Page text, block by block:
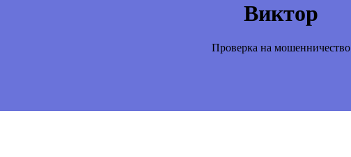
Виктор
Проверка на мошенничество